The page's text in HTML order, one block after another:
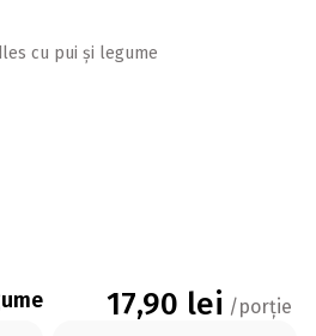
cu pui și legume
17,90 lei /porție